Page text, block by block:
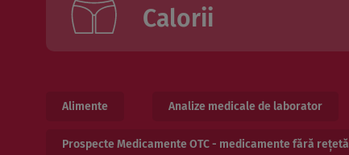
Calorii
Alimente Analize medicale de laborator
Prospecte Medicamente OTC - medicamente fără rețetă